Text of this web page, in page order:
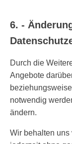
6. -
Durch die
Angebote
notwendig
ändern.
Wir behalten uns